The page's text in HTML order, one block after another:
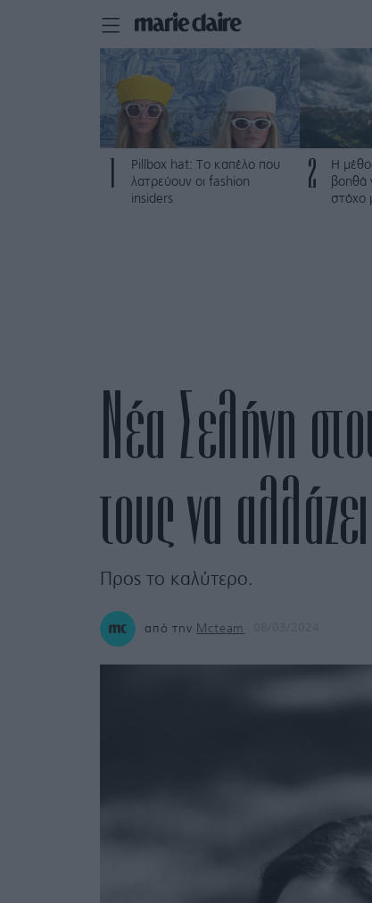
Pillbox hat: Το καπέλο που
λατρεύουν οι fashion
insiders
2
Η
βοηθά
στόχο
Νέα Σελήνη
τους να
Προς το καλύτερο.
από την Mcteam